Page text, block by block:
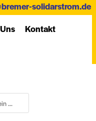
solidarstrom.de
Kon­takt